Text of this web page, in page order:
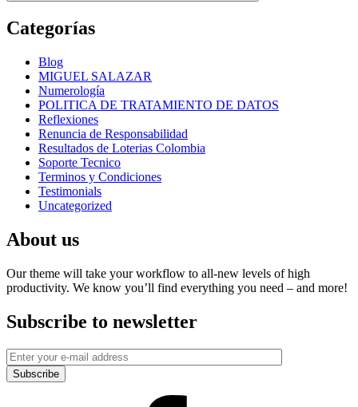
Categorías
Blog
MIGUEL SALAZAR
Numerología
POLITICA DE TRATAMIENTO DE DATOS
Reflexiones
Renuncia de Responsabilidad
Resultados de Loterias Colombia
Soporte Tecnico
Terminos y Condiciones
Testimonials
Uncategorized
About us
Our theme will take your workflow to all-new levels of high
productivity. We know you’ll find everything you need – and more!
Subscribe to newsletter